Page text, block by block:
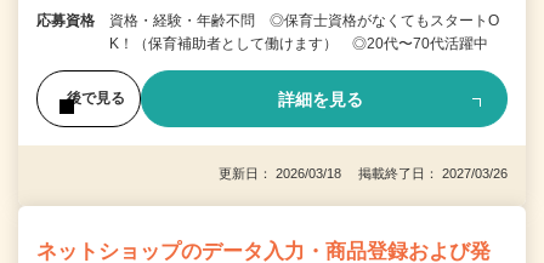
応募資格
資格・経験・年齢不問 ◎保育士資格がなくてもスタートO
K！（保育補助者として働けます） ◎20代〜70代活躍中
後で見る 詳細を見る
更新日： 2026/03/18 掲載終了日： 2027/03/26
ネットショップのデータ入力・商品登録および発